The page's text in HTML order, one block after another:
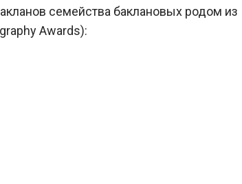
семейства баклановых родом из
Awards):